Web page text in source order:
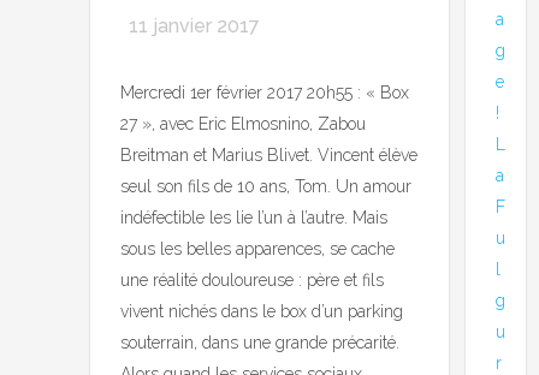
11 janvier 2017
Mercredi 1er février 2017 20h55 : « Box
27 », avec Eric Elmosnino, Zabou
Breitman et Marius Blivet. Vincent élève
seul son fils de 10 ans, Tom. Un amour
indéfectible les lie l’un à l’autre. Mais
sous les belles apparences, se cache
une réalité douloureuse : père et fils
vivent nichés dans le box d’un parking
souterrain, dans une grande précarité.
a
g
e
!
a
F
u
g
u
r